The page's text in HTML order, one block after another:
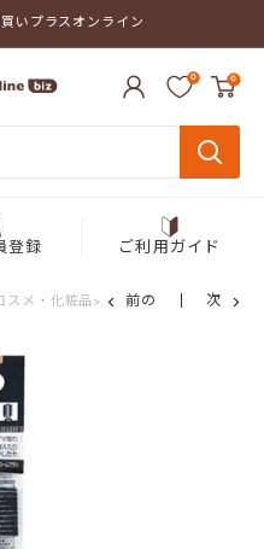
いプラスオンライン
0 0
登録 ご利用ガイド
スメ・化粧品> メイク小物 メイクブ
前の 次